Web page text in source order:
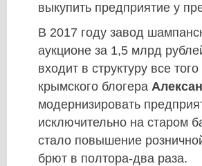
выкупить предприятие у
В 2017 году завод
аукционе за 1,5 млрд
входит в структуру все
крымского блогера
модернизировать
исключительно на старом
стало повышение
брют в полтора-два раза.